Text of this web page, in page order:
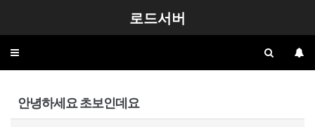
로드서버
Toggle
안녕하세요 초보인데요